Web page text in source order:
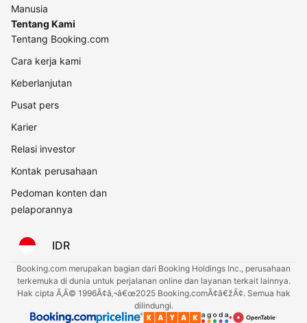
Manusia
Tentang Kami
Tentang Booking.com
Cara kerja kami
Keberlanjutan
Pusat pers
Karier
Relasi investor
Kontak perusahaan
Pedoman konten dan
pelaporannya
IDR
Booking.com merupakan bagian dari Booking Holdings Inc., perusahaan
terkemuka di dunia untuk perjalanan online dan layanan terkait lainnya.
Hak cipta Ã‚Â© 1996Ã¢â‚¬â€œ2025 Booking.comÃ¢â€žÂ¢. Semua hak
dilindungi.